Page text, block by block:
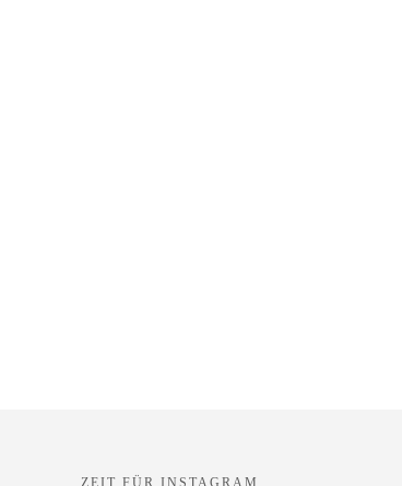
ZEIT FÜR INSTAGRAM